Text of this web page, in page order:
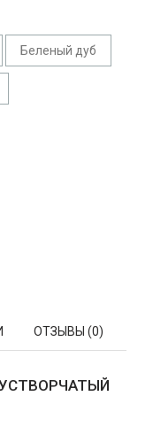
Беленый дуб
ОТЗЫВЫ (0)